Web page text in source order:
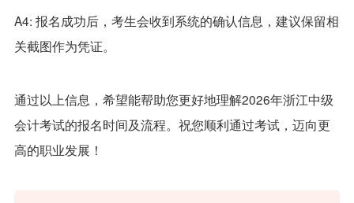
A4: 报名成功后，考生会收到系统的确认信息，建议保留相
关截图作为凭证。
通过以上信息，希望能帮助您更好地理解2026年浙江中级
会计考试的报名时间及流程。祝您顺利通过考试，迈向更
高的职业发展！